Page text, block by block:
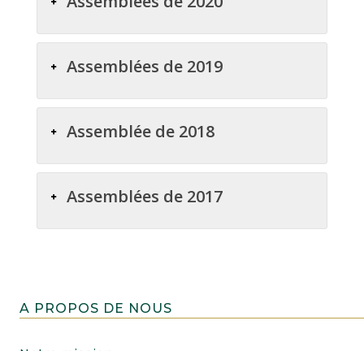
Assemblées de 2019
Assemblée de 2018
Assemblées de 2017
A PROPOS DE NOUS